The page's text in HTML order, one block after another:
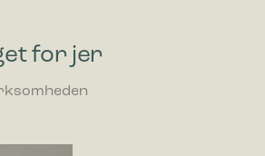
for jer